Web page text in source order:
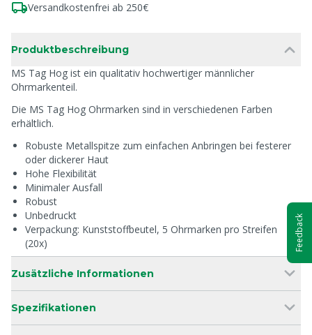
Versandkostenfrei ab 250€
Produktbeschreibung
MS Tag Hog ist ein qualitativ hochwertiger männlicher
Ohrmarkenteil.
Die MS Tag Hog Ohrmarken sind in verschiedenen Farben
erhältlich.
Robuste Metallspitze zum einfachen Anbringen bei festerer
oder dickerer Haut
Hohe Flexibilität
Minimaler Ausfall
Robust
Unbedruckt
Verpackung: Kunststoffbeutel, 5 Ohrmarken pro Streifen
(20x)
Zusätzliche Informationen
Spezifikationen
Feedback